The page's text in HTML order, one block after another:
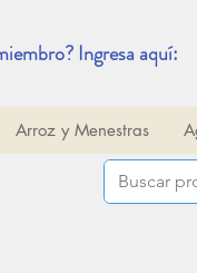
Ingresa aquí:
Arroz y Menestras